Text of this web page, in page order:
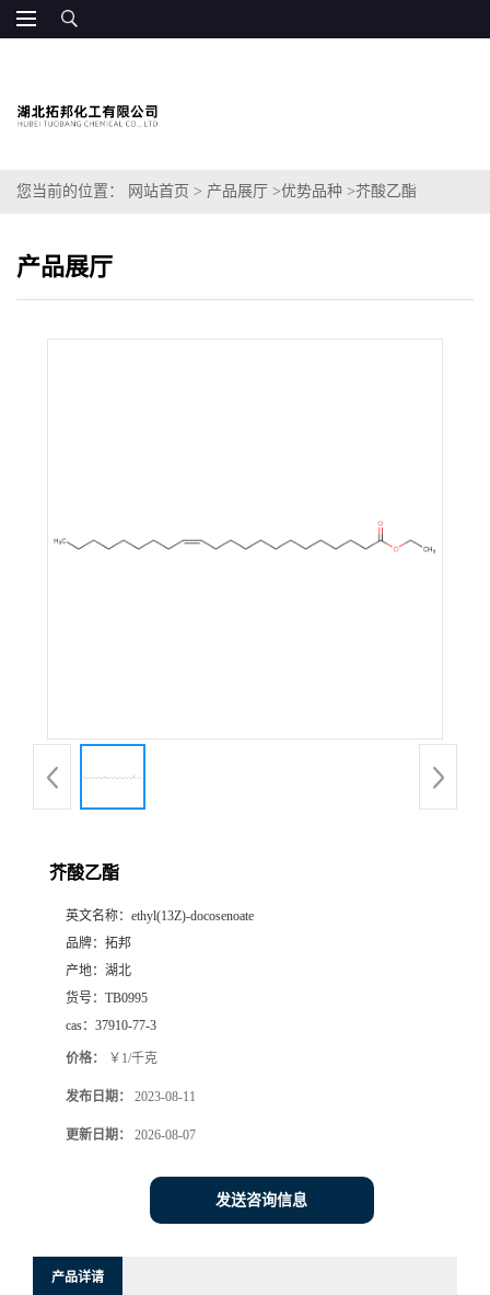
您当前的位置： 网站首页 > 产品展厅 >优势品种 >芥酸乙酯
产品展厅
芥酸乙酯
英文名称： ethyl(13Z)-docosenoate
品牌： 拓邦
产地： 湖北
货号： TB0995
cas： 37910-77-3
价格： ￥1/千克
发布日期： 2023-08-11
更新日期： 2026-08-07
发送咨询信息
产品详请